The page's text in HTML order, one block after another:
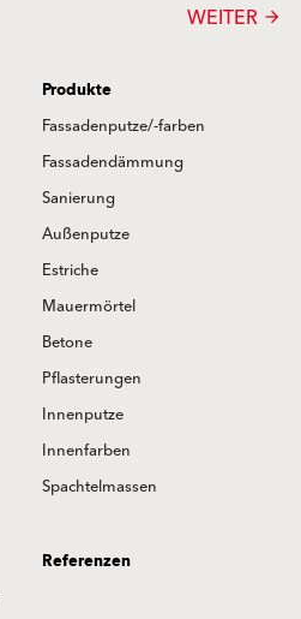
WEITER arrow_forward
Produkte
Fassadenputze/-farben
Fassadendämmung
Sanierung
Außenputze
Estriche
Mauermörtel
Betone
Pflasterungen
Innenputze
Innenfarben
Spachtelmassen
Referenzen